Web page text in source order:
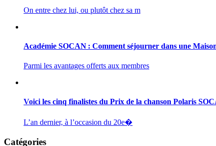
On entre chez lui, ou plutôt chez sa m
Académie SOCAN : Comment séjourner dans une
Parmi les avantages offerts aux membres
Voici les cinq finalistes du Prix de la chanson Polaris
L’an dernier, à l’occasion du 20e�
Catégories